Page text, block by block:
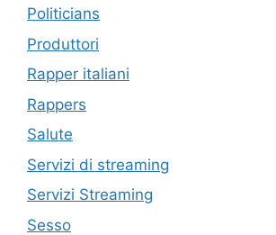
Politicians
Produttori
Rapper italiani
Rappers
Salute
Servizi di streaming
Servizi Streaming
Sesso